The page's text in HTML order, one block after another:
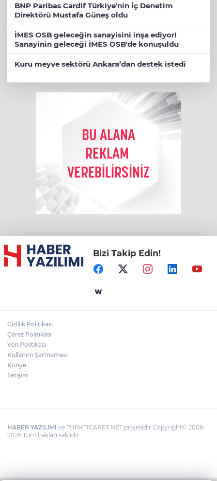
BNP Paribas Cardif Türkiye'nin İç Denetim
Direktörü Mustafa Güneş oldu
İMES OSB geleceğin sanayisini inşa ediyor!
Sanayinin geleceği İMES OSB'de konuşuldu
Kuru meyve sektörü Ankara’dan destek istedi
Bizi Takip Edin!
Gizlilik Politikası
Çerez Politikası
Veri Politikası
Kullanım Şartnamesi
Künye
İletişim
HABER YAZILIMI ve TURKTICARET.NET projesidir Copyright© 2006-
2026 Tüm hakları saklıdır.